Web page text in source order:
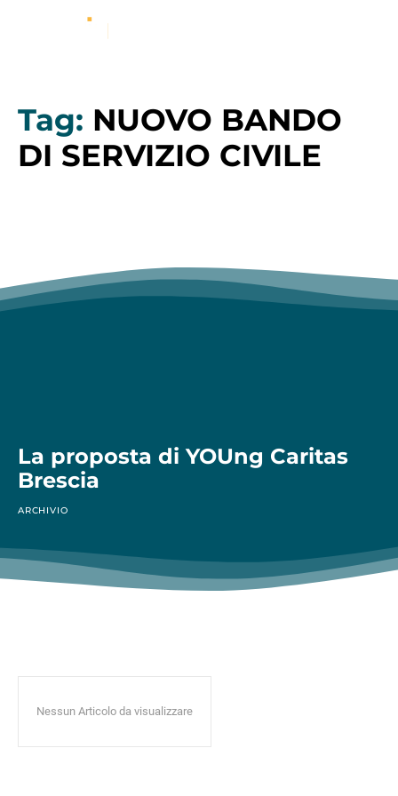
Tag: NUOVO BANDO
DI SERVIZIO CIVILE
La proposta di YOUng Caritas
Brescia
ARCHIVIO
Nessun Articolo da visualizzare